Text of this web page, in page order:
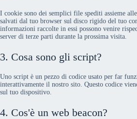
I cookie sono dei semplici file spediti assieme
salvati dal tuo browser sul disco rigido del tuo
informazioni raccolte in essi possono venire
server di terze parti durante la prossima visita.
3. Cosa sono gli script?
Uno script è un pezzo di codice usato per far
interattivamente il nostro sito. Questo codice
sul tuo dispositivo.
4. Cos'è un web beacon?